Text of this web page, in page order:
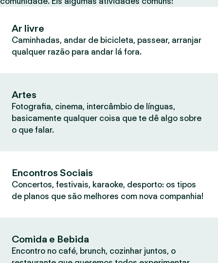
Ar livre
Caminhadas, andar de bicicleta, passear, arranjar
qualquer razão para andar lá fora.
Artes
Fotografia, cinema, intercâmbio de línguas,
basicamente qualquer coisa que te dê algo sobre
o que falar.
Encontros Sociais
Concertos, festivais, karaoke, desporto: os tipos
de planos que são melhores com nova companhia!
Comida e Bebida
Encontro no café, brunch, cozinhar juntos, o